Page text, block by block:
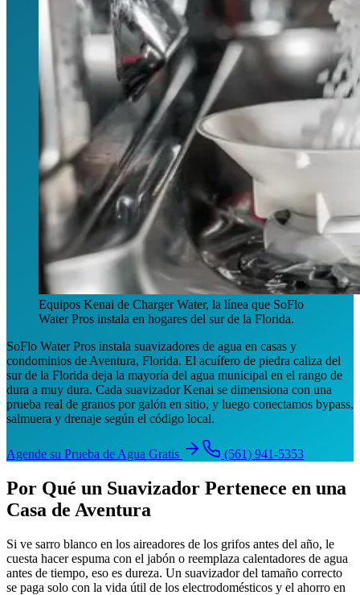
Equipos Kenai de Charger Water, la línea que SoFlo
Water Pros instala en hogares del sur de la Florida.
SoFlo Water Pros instala suavizadores de agua en casas y
condominios de Aventura, Florida. El acuífero de piedra caliza del
sur de la Florida deja la mayoría del agua municipal en el rango de
dura a muy dura. Cada suavizador Kenai se dimensiona con una
prueba real de granos por galón en sitio, y luego conectamos bypass,
salmuera y drenaje según el código local.
Agende su Prueba de Agua Gratis (561) 941-5353
Por Qué un Suavizador Pertenece en una
Casa de Aventura
Si ve sarro blanco en los aireadores de los grifos antes del año, le
cuesta hacer espuma con el jabón o reemplaza calentadores de agua
antes de tiempo, eso es dureza. Un suavizador del tamaño correcto
se paga solo con la vida útil de los electrodomésticos y el ahorro en